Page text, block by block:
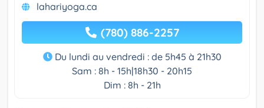
lahariyoga.ca
(780) 886-2257
Du lundi au vendredi : de 5h45 à 21h30
Sam : 8h - 15h|18h30 - 20h15
Dim : 8h - 21h